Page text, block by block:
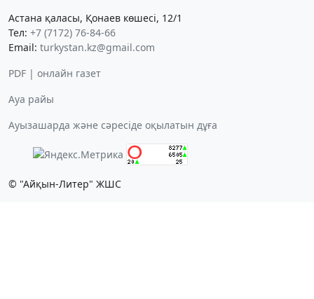
Астана қаласы, Қонаев көшесі, 12/1
Тел: +7 (7172) 76-84-66
Email: turkystan.kz@gmail.com
PDF | онлайн газет
Ауа райы
Ауызашарда және сәресіде оқылатын дұға
© "Айқын-Литер" ЖШС